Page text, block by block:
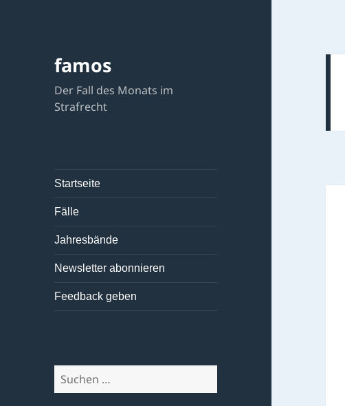
famos
Der Fall des Monats im
Strafrecht
Startseite
Fälle
Jahresbände
Newsletter abonnieren
Feedback geben
Suchen